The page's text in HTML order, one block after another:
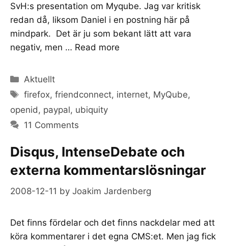
SvH:s presentation om Myqube. Jag var kritisk
redan då, liksom Daniel i en postning här på
mindpark. Det är ju som bekant lätt att vara
negativ, men … Read more
Categories
Aktuellt
Tags
firefox,friendconnect, internet, MyQube,
openid , paypal, ubiquity
11 Comments
Disqus, IntenseDebate och
externa kommentarslösningar
2008-12-11 by Joakim Jardenberg
Det finns fördelar och det finns nackdelar med att
köra kommentarer i det egna CMS:et. Men jag fick